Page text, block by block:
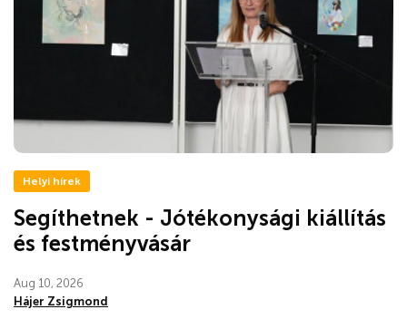
Helyi hírek
Segíthetnek - Jótékonysági kiállítás
és festményvásár
Aug 10, 2026
Hájer Zsigmond